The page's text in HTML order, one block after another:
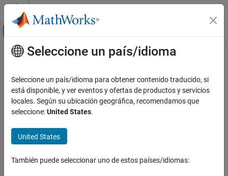
Saltar al contenido
Mostrar/ocultar menú de navegación
Inicio de Documentación
Categoría
Audio Toolbox
DSP System Toolbox
Introducción a Signal Processing
Contenido principal
¿Qué tan útil fue esta traducción?
Seleccione un país/idioma
Seleccione un país/idioma para obtener contenido traducido, si
está disponible, y ver eventos y ofertas de productos y servicios
locales. Según su ubicación geográfica, recomendamos que
seleccione:United States.
United States
También puede seleccionar uno de estos países/idiomas: